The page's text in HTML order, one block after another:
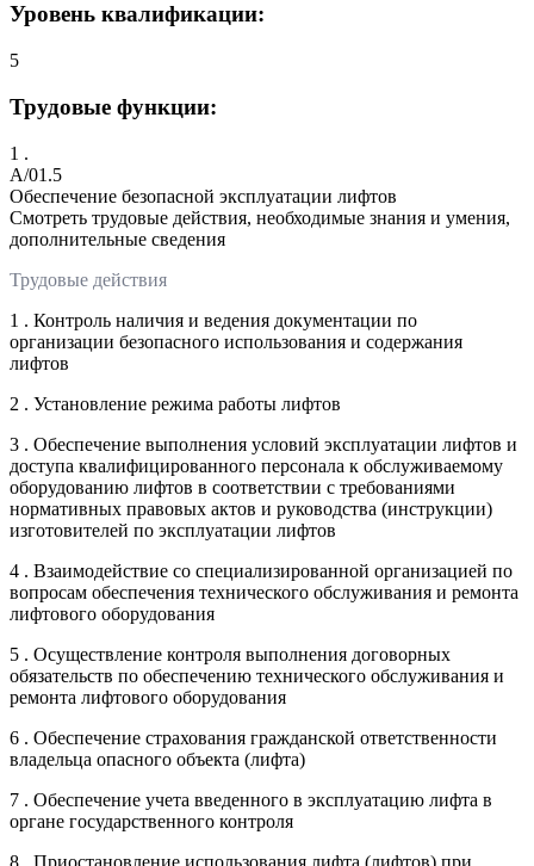
Уровень квалификации:
5
Трудовые функции:
1 .
A/01.5
Обеспечение безопасной эксплуатации лифтов
Смотреть трудовые действия, необходимые знания и умения,
дополнительные сведения
Трудовые действия
1 . Контроль наличия и ведения документации по
организации безопасного использования и содержания
лифтов
2 . Установление режима работы лифтов
3 . Обеспечение выполнения условий эксплуатации лифтов и
доступа квалифицированного персонала к обслуживаемому
оборудованию лифтов в соответствии с требованиями
нормативных правовых актов и руководства (инструкции)
изготовителей по эксплуатации лифтов
4 . Взаимодействие со специализированной организацией по
вопросам обеспечения технического обслуживания и ремонта
лифтового оборудования
5 . Осуществление контроля выполнения договорных
обязательств по обеспечению технического обслуживания и
ремонта лифтового оборудования
6 . Обеспечение страхования гражданской ответственности
владельца опасного объекта (лифта)
7 . Обеспечение учета введенного в эксплуатацию лифта в
органе государственного контроля
8 . Приостановление использования лифта (лифтов) при